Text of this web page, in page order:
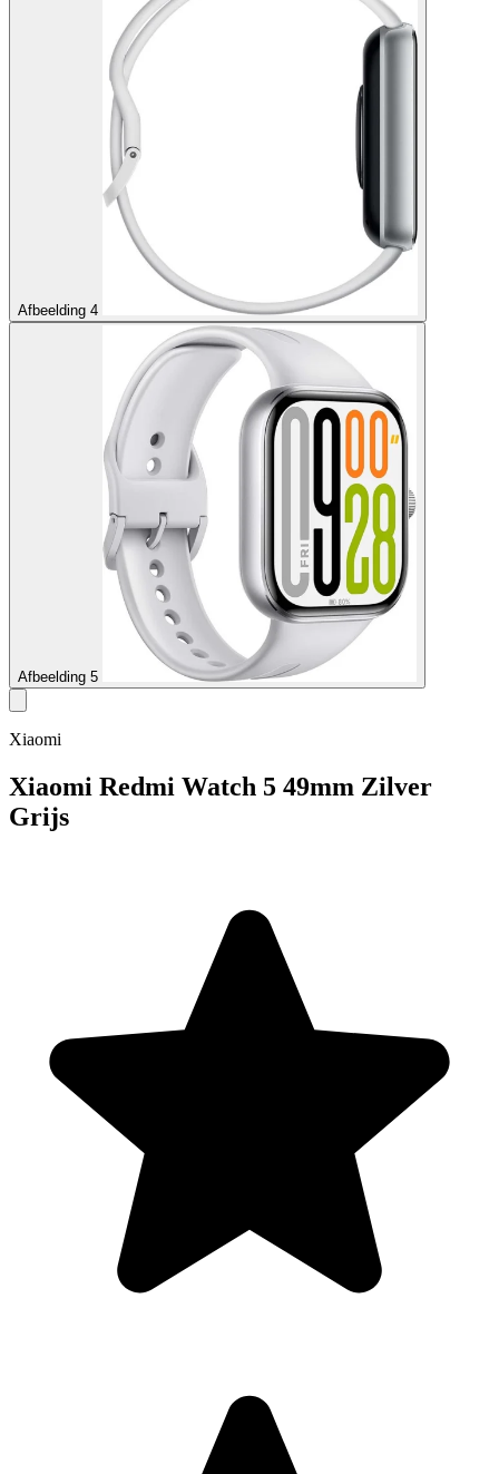
Afbeelding 4
Afbeelding 5
Xiaomi
Xiaomi Redmi Watch 5 49mm Zilver
Grijs